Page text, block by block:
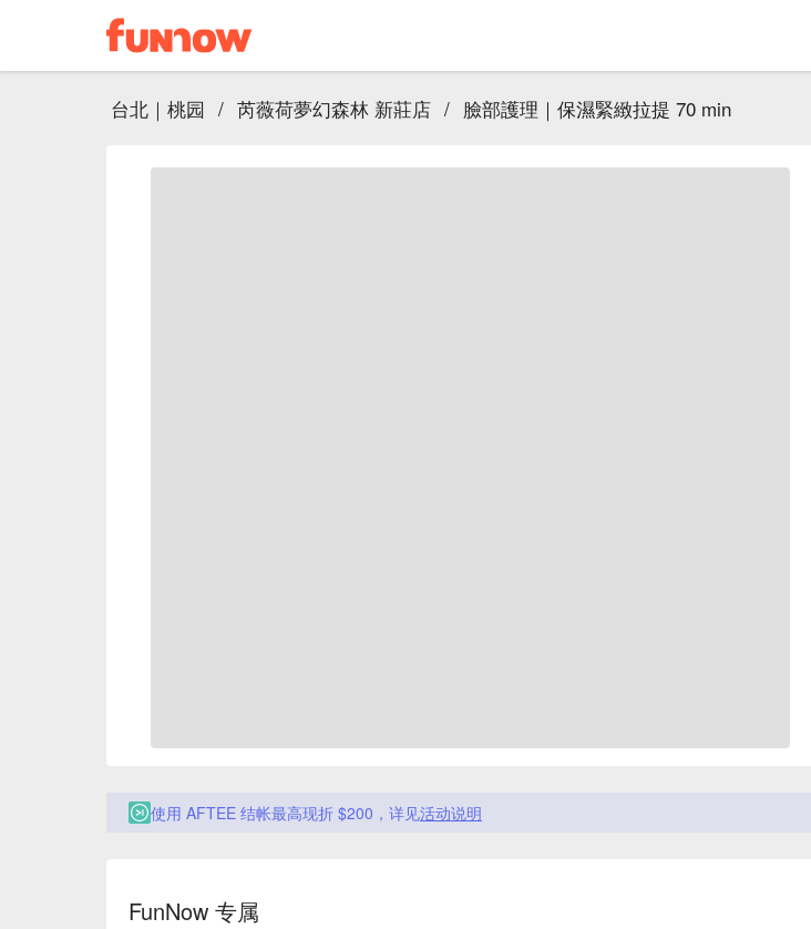
台北｜桃园 / 芮薇荷夢幻森林 新莊店 / 臉部護理｜保濕緊緻拉提 70 min
使用 AFTEE 结帐最高现折 $200，详见活动说明
FunNow 专属